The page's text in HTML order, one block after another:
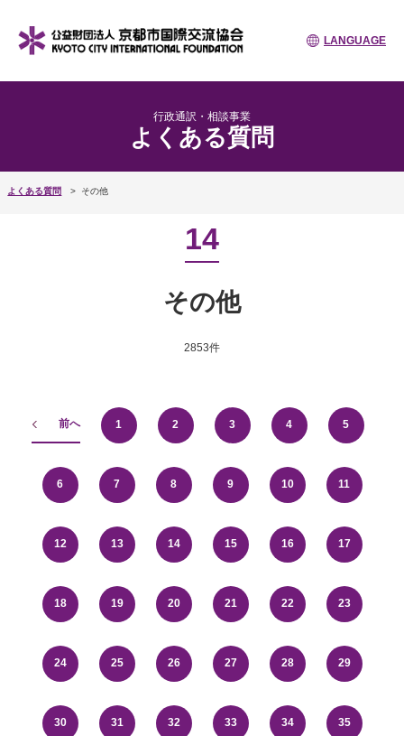
LANGUAGE
行政通訳・相談事業
よくある質問
よくある質問 その他
14
その他
2853件
前へ 1 2 3 4 5
6 7 8 9 10 11
12 13 14 15 16 17
18 19 20 21 22 23
24 25 26 27 28 29
30 31 32 33 34 35